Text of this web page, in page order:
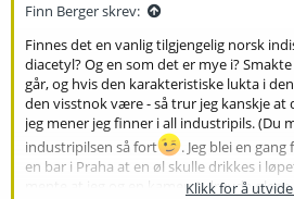
Finn Berger skrev:
Finnes det en vanlig tilgjengelig norsk
diacetyl? Og en som det er mye i?
går, og hvis den karakteristiske lukta i
den visstnok være - så trur jeg kanskje at
jeg mener jeg finner i all industripils. (Du
industripilsen så fort
. Jeg blei en
en bar i Praha at en øl skulle drikkes i
mente at jeg og en kamerat drøyde ølene
Klikk for å